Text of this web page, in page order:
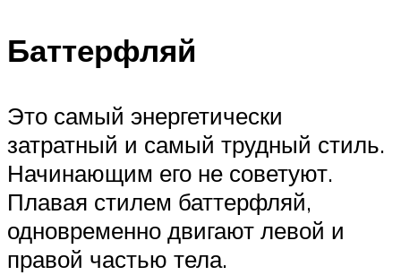
Баттерфляй
Это самый энергетически
затратный и самый трудный стиль.
Начинающим его не советуют.
Плавая стилем баттерфляй,
одновременно двигают левой и
правой частью тела.